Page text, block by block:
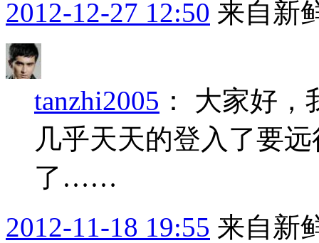
2012-12-27 12:50 来自新
tanzhi2005 ： 大家好，
几乎天天的登入了要
了……
2012-11-18 19:55 来自新